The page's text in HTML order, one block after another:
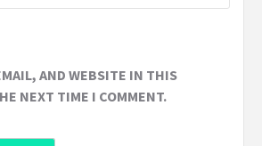
AND WEBSITE IN THIS
NEXT TIME I COMMENT.